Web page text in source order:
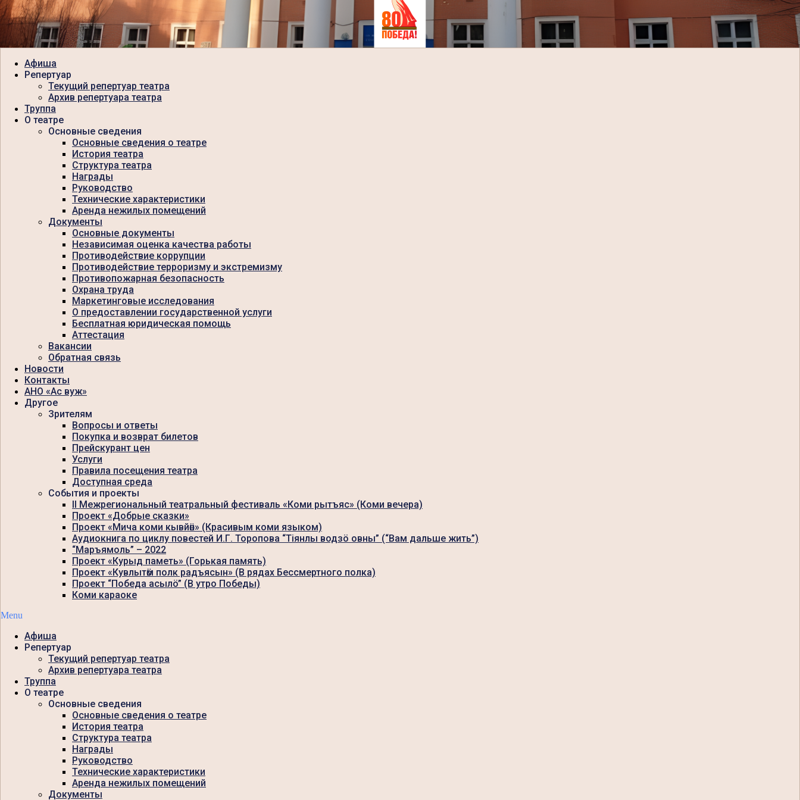
Афиша
Репертуар
Текущий репертуар театра
Архив репертуара театра
Труппа
О театре
Основные сведения
Основные сведения о театре
История театра
Структура театра
Награды
Руководство
Технические характеристики
Аренда нежилых помещений
Документы
Основные документы
Независимая оценка качества работы
Противодействие коррупции
Противодействие терроризму и экстремизму
Противопожарная безопасность
Охрана труда
Маркетинговые исследования
О предоставлении государственной услуги
Бесплатная юридическая помощь
Аттестация
Вакансии
Обратная связь
Новости
Контакты
АНО «Ас вуж»
Другое
Зрителям
Вопросы и ответы
Покупка и возврат билетов
Прейскурант цен
Услуги
Правила посещения театра
Доступная среда
События и проекты
II Межрегиональный театральный фестиваль «Коми рытъяс» (Коми вечера)
Проект «Добрые сказки»
Проект «Мича коми кывйӧн» (Красивым коми языком)
Аудиокнига по циклу повестей И.Г. Торопова “Тiянлы водзö овны” (“Вам дальше жить”)
“Маръямоль” – 2022
Проект «Курыд паметь» (Горькая память)
Проект «Кувлытӧм полк радъясын» (В рядах Бессмертного полка)
Проект “Победа асылö” (В утро Победы)
Коми караоке
Menu
Афиша
Репертуар
Текущий репертуар театра
Архив репертуара театра
Труппа
О театре
Основные сведения
Основные сведения о театре
История театра
Структура театра
Награды
Руководство
Технические характеристики
Аренда нежилых помещений
Документы